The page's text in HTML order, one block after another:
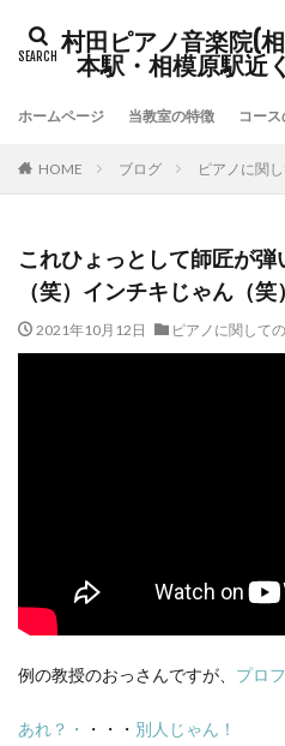
村田ピアノ音楽院(
本駅・相模原駅近
ホームページ 当教室の特徴 コー
HOME ブログ ピアノに関
これひょっとして師匠が弾
（笑）インチキじゃん（笑）
2021年10月12日 ピアノに関して
例の教授のおっさんですが、 プロ
あれ？・ ・・・ 別人じゃん！